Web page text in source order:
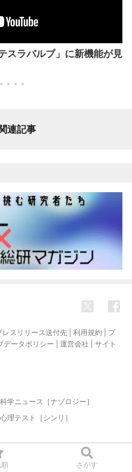
順 さがす
スラバルブ」に新機能が見
連記事
レスリリース送付先 利用規約
プ
データポリシー 運営会社
サイト
科学ニュース［ナゾロジー］
心理テスト［シンリ］